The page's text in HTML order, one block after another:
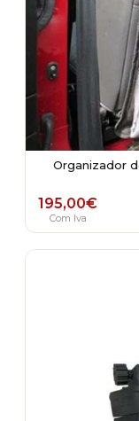
Organizador
195,00€
Com Iva